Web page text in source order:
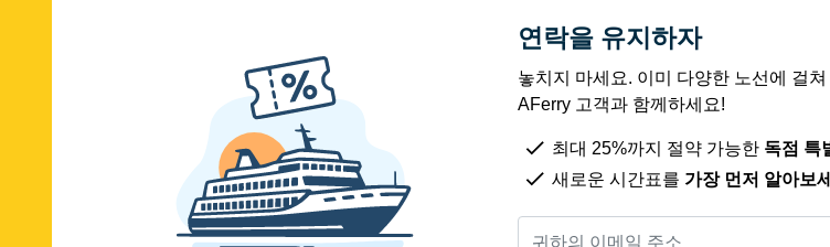
연락을 유지하자
놓치지 마세요. 이미 다양한 노선에 걸
AFerry 고객과 함께하세요!
최대 25%까지 절약 가능한 독점 특
새로운 시간표를 가장 먼저 알아보